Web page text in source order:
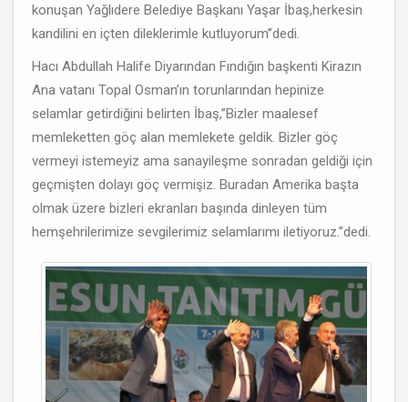
konuşan Yağlıdere Belediye Başkanı Yaşar İbaş,herkesin
kandilini en içten dileklerimle kutluyorum’’dedi.
Hacı Abdullah Halife Diyarından Fındığın başkenti Kirazın
Ana vatanı Topal Osman’ın torunlarından hepinize
selamlar getirdiğini belirten İbaş,’’Bizler maalesef
memleketten göç alan memlekete geldik. Bizler göç
vermeyi istemeyiz ama sanayileşme sonradan geldiği için
geçmişten dolayı göç vermişiz. Buradan Amerika başta
olmak üzere bizleri ekranları başında dinleyen tüm
hemşehrilerimize sevgilerimiz selamlarımı iletiyoruz.’’dedi.